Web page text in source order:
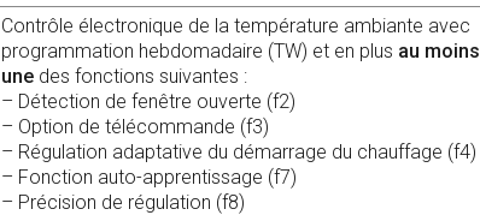
Contrôle électronique de la température ambiante avec
programmation hebdomadaire (TW) et en plus au moins
une des fonctions suivantes :
– Détection de fenêtre ouverte (f2)
– Option de télécommande (f3)
– Régulation adaptative du démarrage du chauffage (f4)
– Fonction auto-apprentissage (f7)
– Précision de régulation (f8)